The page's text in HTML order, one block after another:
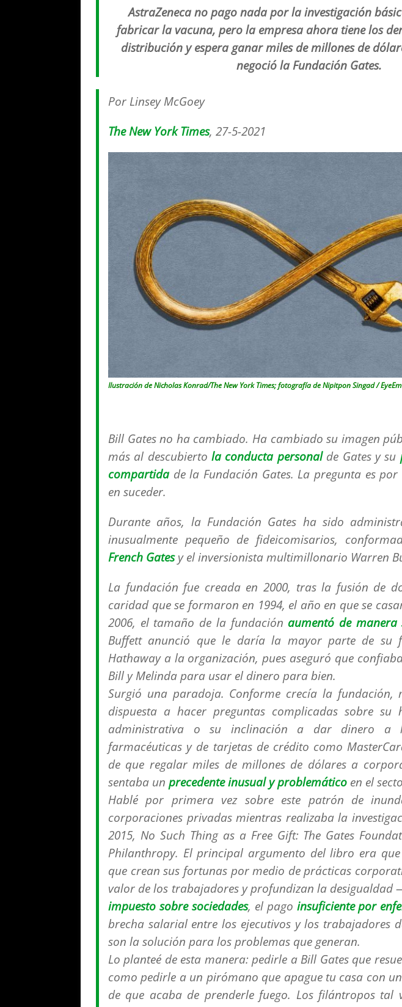
AstraZeneca no pago nada por la investigación
fabricar la vacuna, pero la empresa ahora tiene los
distribución y espera ganar miles de millones de
negoció la Fundación Gates.
Por Linsey McGoey
The New York Times, 27-5-2021
Ilustración de Nicholas Konrad/The New York Times; fotografía de Nipitpon Singad /
Bill Gates no ha cambiado. Ha cambiado su imagen
más al descubiertola conducta personalde Gates y su
compartida de la Fundación Gates. La pregunta es
en suceder.
Durante años, la Fundación Gates ha sido
inusualmente pequeño de fideicomisarios,
French Gatesy el inversionista multimillonario Warren
La fundación fue creada en 2000, tras la fusión de
caridad que se formaron en 1994, el año en que se
2006, el tamaño de la fundación aumentó de manera
Buffett anunció que le daría la mayor parte de su
Hathaway a la organización, pues aseguró que
Bill y Melinda para usar el dinero para bien.
Surgió una paradoja. Conforme crecía la fundación,
dispuesta a hacer preguntas complicadas sobre su
administrativa o su inclinación a dar dinero a
farmacéuticas y de tarjetas de crédito como
de que regalar miles de millones de dólares a
sentaba un precedente inusual y problemático en el
Hablé por primera vez sobre este patrón de
corporaciones privadas mientras realizaba la
2015, No Such Thing as a Free Gift: The Gates
Philanthropy. El principal argumento del libro era
que crean sus fortunas por medio de prácticas
valor de los trabajadores y profundizan la desigualdad
impuesto sobre sociedades, el pago insuficiente por
brecha salarial entre los ejecutivos y los trabajadores
son la solución para los problemas que generan.
Lo planteé de esta manera: pedirle a Bill Gates que
como pedirle a un pirómano que apague tu casa con
de que acaba de prenderle fuego. Los filántropos tal